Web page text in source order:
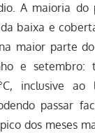
A maioria do
baixa e
maior parte
e setembro:
inclusive
passar
dos meses